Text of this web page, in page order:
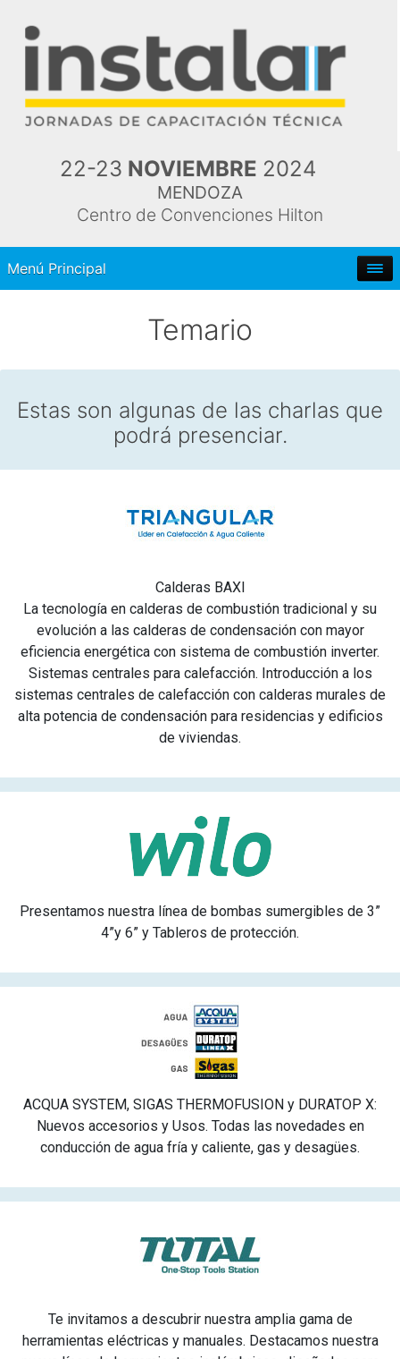
22-23 NOVIEMBRE 2024
MENDOZA
Centro de Convenciones Hilton
Menú Principal
Temario
Estas son algunas de las charlas que
podrá presenciar.
Calderas BAXI
La tecnología en calderas de combustión tradicional y su
evolución a las calderas de condensación con mayor
eficiencia energética con sistema de combustión inverter.
Sistemas centrales para calefacción. Introducción a los
sistemas centrales de calefacción con calderas murales de
alta potencia de condensación para residencias y edificios
de viviendas.
Presentamos nuestra línea de bombas sumergibles de 3”
4”y 6” y Tableros de protección.
ACQUA SYSTEM, SIGAS THERMOFUSION y DURATOP X:
Nuevos accesorios y Usos. Todas las novedades en
conducción de agua fría y caliente, gas y desagües.
Te invitamos a descubrir nuestra amplia gama de
herramientas eléctricas y manuales. Destacamos nuestra